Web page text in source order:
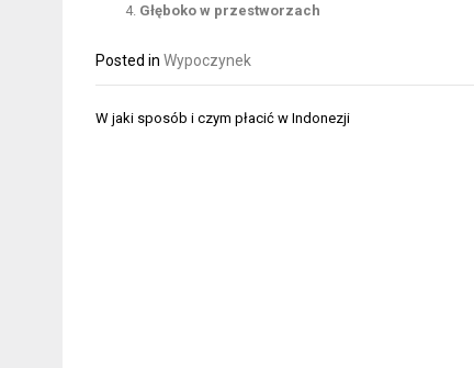
Głęboko w przestworzach
Posted in Wypoczynek
Nawigacja
W jaki sposób i czym płacić w Indonezji